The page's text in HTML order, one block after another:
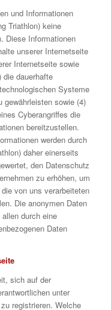
und Informationen
Triathlon) keine
Diese Informationen
unserer Internetseite
Internetseite sowie
die dauerhafte
Systeme
gewährleisten sowie (4)
Cyberangriffes die
bereitzustellen.
werden durch
daher einerseits
den Datenschutz
zu erhöhen, um
von uns verarbeiteten
Die anonymen Daten
durch eine
Daten
sich auf der
unter
registrieren. Welche